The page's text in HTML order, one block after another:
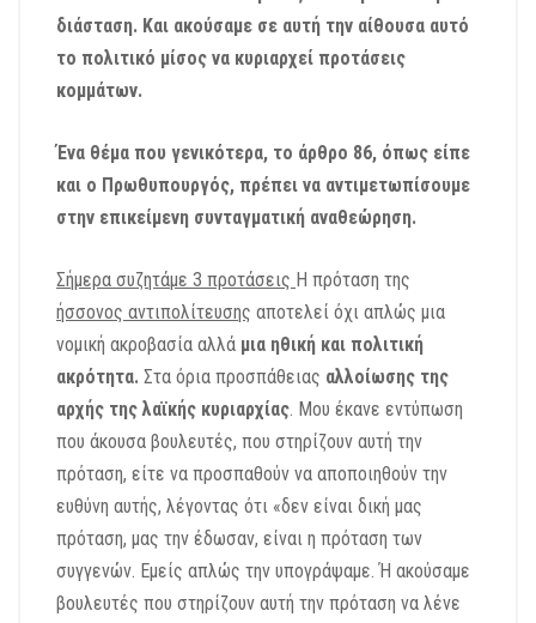
διάσταση. Και ακούσαμε σε αυτή την αίθουσα αυτό
το πολιτικό μίσος να κυριαρχεί προτάσεις
κομμάτων.
Ένα θέμα που γενικότερα, το άρθρο 86, όπως είπε
και ο Πρωθυπουργός, πρέπει να αντιμετωπίσουμε
στην επικείμενη συνταγματική αναθεώρηση.
Σήμερα συζητάμε 3 προτάσεις Η πρόταση της
ήσσονος αντιπολίτευσης αποτελεί όχι απλώς μια
νομική ακροβασία αλλά μια ηθική και πολιτική
ακρότητα. Στα όρια προσπάθειας αλλοίωσης της
αρχής της λαϊκής κυριαρχίας. Μου έκανε εντύπωση
που άκουσα βουλευτές, που στηρίζουν αυτή την
πρόταση, είτε να προσπαθούν να αποποιηθούν την
ευθύνη αυτής, λέγοντας ότι «δεν είναι δική μας
πρόταση, μας την έδωσαν, είναι η πρόταση των
συγγενών. Εμείς απλώς την υπογράψαμε. Ή ακούσαμε
βουλευτές που στηρίζουν αυτή την πρόταση να λένε